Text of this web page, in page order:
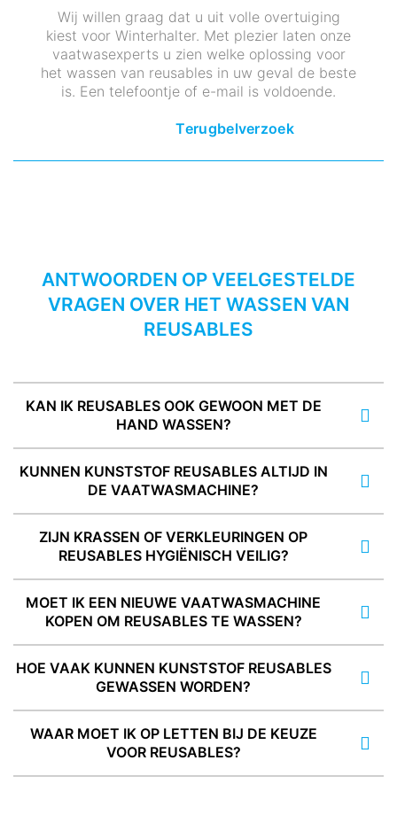
Wij willen graag dat u uit volle overtuiging
kiest voor Winterhalter. Met plezier laten onze
vaatwasexperts u zien welke oplossing voor
het wassen van reusables in uw geval de beste
is. Een telefoontje of e-mail is voldoende.
Terugbelverzoek
ANTWOORDEN OP VEELGESTELDE
VRAGEN OVER HET WASSEN VAN
REUSABLES
KAN IK REUSABLES OOK GEWOON MET DE
HAND WASSEN?
KUNNEN KUNSTSTOF REUSABLES ALTIJD IN
DE VAATWASMACHINE?
ZIJN KRASSEN OF VERKLEURINGEN OP
REUSABLES HYGIËNISCH VEILIG?
MOET IK EEN NIEUWE VAATWASMACHINE
KOPEN OM REUSABLES TE WASSEN?
HOE VAAK KUNNEN KUNSTSTOF REUSABLES
GEWASSEN WORDEN?
WAAR MOET IK OP LETTEN BIJ DE KEUZE
VOOR REUSABLES?